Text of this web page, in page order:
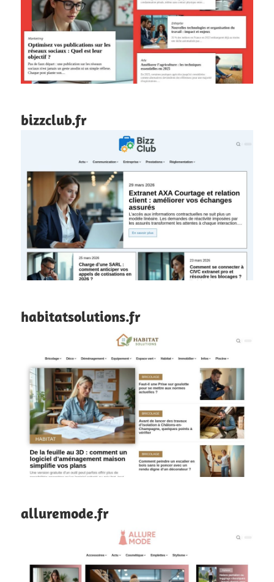
bizzclub.fr
habitatsolutions.fr
alluremode.fr